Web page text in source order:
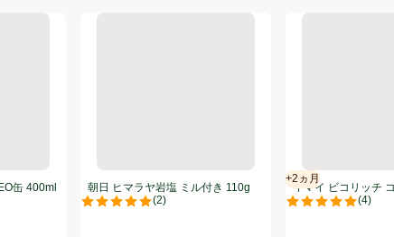
ク EO缶 400ml
：2ヵ月
5点中5.0点。
缶 400ml
朝日 ヒマラヤ岩塩 ミル付き 110g
(2)
評価は2件のレビューで5点中5.0点。
朝日 ヒマラヤ岩塩 ミル付き 110g
イマイ ビコリ
+2ヵ月
賞味・消費期
(4)
評価は4件のレビ
イマイ ビコリッチ
ク 330ml